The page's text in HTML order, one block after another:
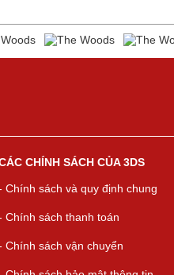
CHÍNH SÁCH CỦA 3DS
Chính sách và quy định chung
Chính sách thanh toán
Chính sách vận chuyển